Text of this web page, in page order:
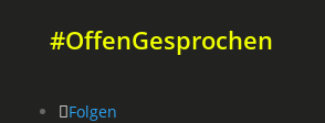
#OffenGesprochen
Folgen